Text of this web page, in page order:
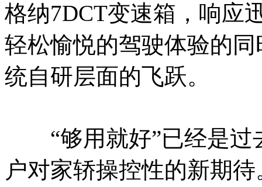
格纳7DCT变速箱，响应
轻松愉悦的驾驶体验的
统自研层面的飞跃。
“够用就好”已经是过
户对家轿操控性的新期